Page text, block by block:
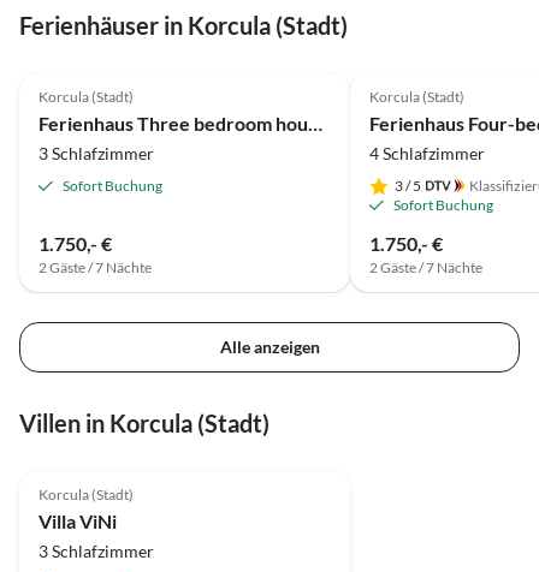
Ferienhäuser in Korcula (Stadt)
Korcula (Stadt)
3 Schlafzimmer
Sofort Buchung
1.750,- €
2 Gäste / 7 Nächte
Korcula (Stadt)
4 Schlafzimmer
3/ 5
Sofort Buchung
1.750,- €
2 Gäste / 7 Nächte
Alle anzeigen
Villen in Korcula (Stadt)
Korcula (Stadt)
Villa ViNi
3 Schlafzimmer